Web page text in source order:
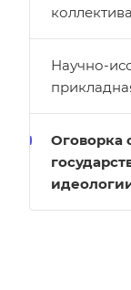
коллектива
Научно-
Оговорка